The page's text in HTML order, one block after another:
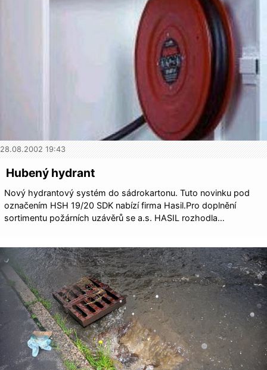
28.08.2002 19:43
Hubený hydrant
Nový hydrantový systém do sádrokartonu. Tuto novinku pod
označením HSH 19/20 SDK nabízí firma Hasil.Pro doplnění
sortimentu požárních uzávěrů se a.s. HASIL rozhodla…